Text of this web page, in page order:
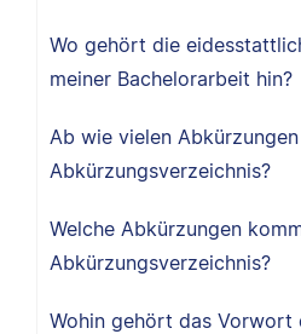
Wo gehört die
meiner Bachelorarbeit hin?
Ab wie vielen
Abkürzungsverzeichnis?
Welche Abkürzungen
Abkürzungsverzeichnis?
Wohin gehört das Vorwort